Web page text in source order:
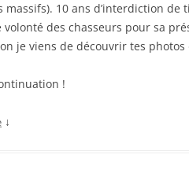
massifs). 10 ans d’interdiction
volonté des chasseurs pour sa
je viens de découvrir tes
!
↓